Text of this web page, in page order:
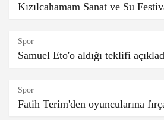
Kızılcahamam Sanat ve Su
Spor
Samuel Eto'o aldığı teklifi
Spor
Fatih Terim'den oyuncularına